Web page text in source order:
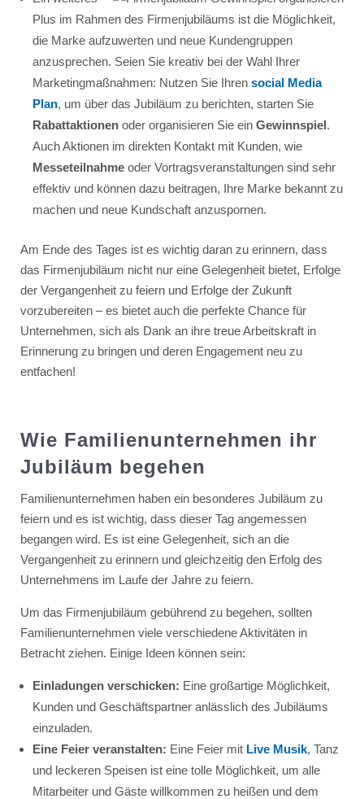
Plus im Rahmen des Firmenjubiläums ist die Möglichkeit,
die Marke aufzuwerten und neue Kundengruppen
anzusprechen. Seien Sie kreativ bei der Wahl Ihrer
Marketingmaßnahmen: Nutzen Sie Ihren social Media
Plan, um über das Jubiläum zu berichten, starten Sie
Rabattaktionenoder organisieren Sie ein Gewinnspiel.
Auch Aktionen im direkten Kontakt mit Kunden, wie
Messeteilnahmeoder Vortragsveranstaltungen sind sehr
effektiv und können dazu beitragen, Ihre Marke bekannt zu
machen und neue Kundschaft anzuspornen.
Am Ende des Tages ist es wichtig daran zu erinnern, dass
das Firmenjubiläum nicht nur eine Gelegenheit bietet, Erfolge
der Vergangenheit zu feiern und Erfolge der Zukunft
vorzubereiten – es bietet auch die perfekte Chance für
Unternehmen, sich als Dank an ihre treue Arbeitskraft in
Erinnerung zu bringen und deren Engagement neu zu
entfachen!
Wie Familienunternehmen ihr
Jubiläum begehen
Familienunternehmen haben ein besonderes Jubiläum zu
feiern und es ist wichtig, dass dieser Tag angemessen
begangen wird. Es ist eine Gelegenheit, sich an die
Vergangenheit zu erinnern und gleichzeitig den Erfolg des
Unternehmens im Laufe der Jahre zu feiern.
Um das Firmenjubiläum gebührend zu begehen, sollten
Familienunternehmen viele verschiedene Aktivitäten in
Betracht ziehen. Einige Ideen können sein:
Einladungen verschicken: Eine großartige Möglichkeit,
Kunden und Geschäftspartner anlässlich des Jubiläums
einzuladen.
Eine Feier veranstalten: Eine Feier mit Live Musik, Tanz
und leckeren Speisen ist eine tolle Möglichkeit, um alle
Mitarbeiter und Gäste willkommen zu heißen und dem